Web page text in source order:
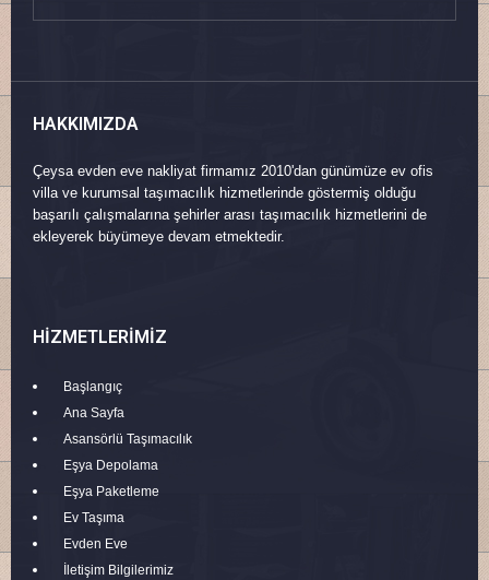
HAKKIMIZDA
Çeysa evden eve nakliyat firmamız 2010'dan günümüze ev ofis
villa ve kurumsal taşımacılık hizmetlerinde göstermiş olduğu
başarılı çalışmalarına şehirler arası taşımacılık hizmetlerini de
ekleyerek büyümeye devam etmektedir.
HIZMETLERIMIZ
Başlangıç
Ana Sayfa
Asansörlü Taşımacılık
Eşya Depolama
Eşya Paketleme
Ev Taşıma
Evden Eve
İletişim Bilgilerimiz